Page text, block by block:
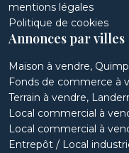
mentions légales
Politique de cookies
Annonces par villes
Maison à vendre,
Fonds de commerce à
Terrain à vendre,
Local commercial à
Local commercial à
Entrepôt / Local